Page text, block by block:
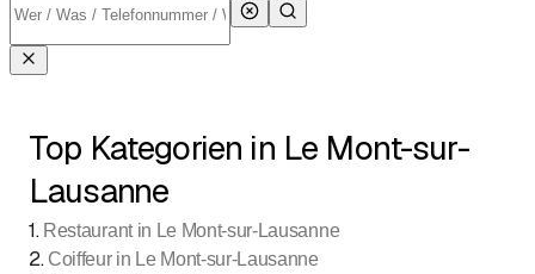
Top Kategorien in Le Mont-sur-
Lausanne
1. Restaurant in Le Mont-sur-Lausanne
2. Coiffeur in Le Mont-sur-Lausanne